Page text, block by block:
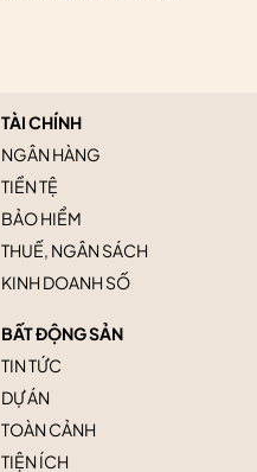
TÀI CHÍNH
NGÂN HÀNG
TIỀN TỆ
BẢO HIỂM
THUẾ, NGÂN SÁCH
KINH DOANH SỐ
BẤT ĐỘNG SẢN
TIN TỨC
DỰ ÁN
TOÀN CẢNH
TIỆN ÍCH